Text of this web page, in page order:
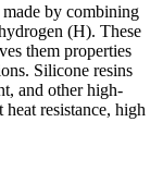
by combining
(H). These
them properties
Silicone resins
and other high-
resistance, high